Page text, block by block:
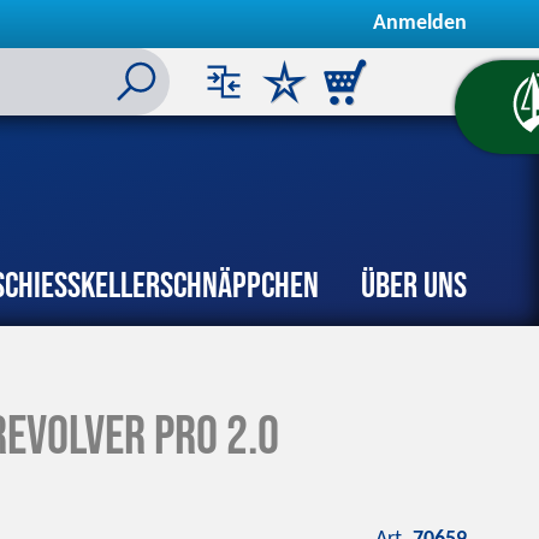
Anmelden
Schnäppchen Über uns
Pro 2.0